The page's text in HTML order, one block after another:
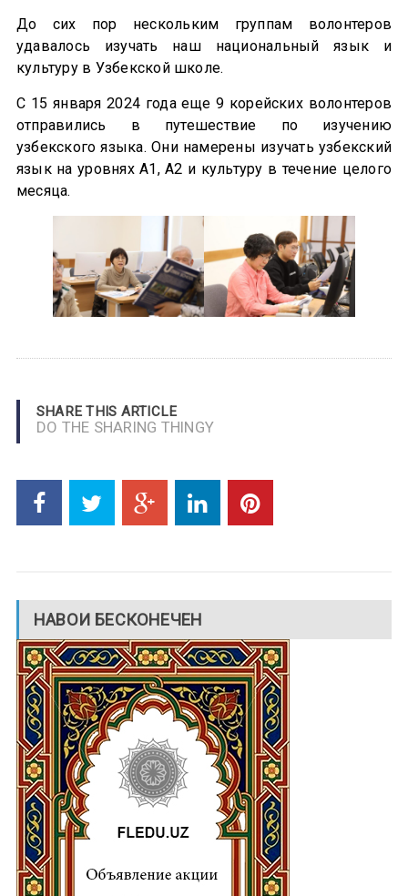
До сих пор нескольким группам волонтеров
удавалось изучать наш национальный язык и
культуру в Узбекской школе.
С 15 января 2024 года еще 9 корейских волонтеров
отправились в путешествие по изучению
узбекского языка. Они намерены изучать узбекский
язык на уровнях А1, А2 и культуру в течение целого
месяца.
SHARE THIS ARTICLE
DO THE SHARING THINGY
НАВОИ БЕСКОНЕЧЕН